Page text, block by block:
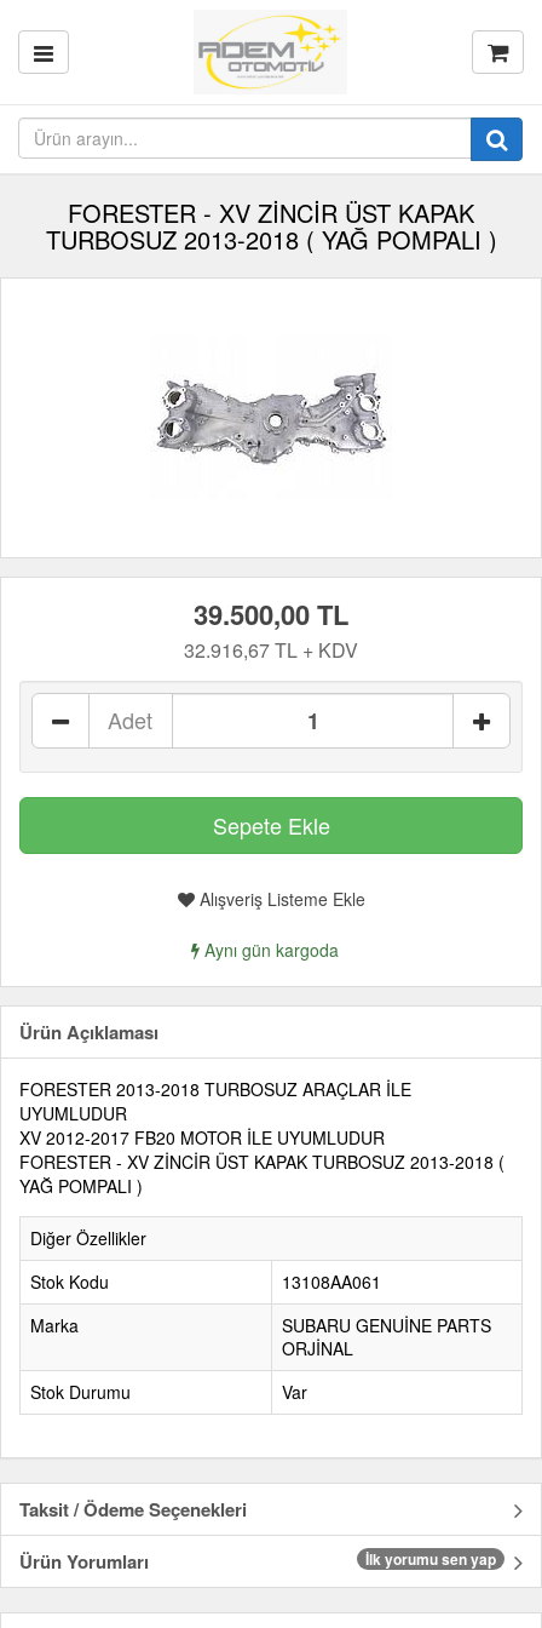
FORESTER - XV ZİNCİR ÜST KAPAK
TURBOSUZ 2013-2018 ( YAĞ POMPALI )
39.500,00 TL
32.916,67 TL + KDV
Adet
Alışveriş Listeme Ekle
Aynı gün kargoda
Ürün Açıklaması
FORESTER 2013-2018 TURBOSUZ ARAÇLAR İLE
UYUMLUDUR
XV 2012-2017 FB20 MOTOR İLE UYUMLUDUR
FORESTER - XV ZİNCİR ÜST KAPAK TURBOSUZ 2013-2018 (
YAĞ POMPALI )
Diğer Özellikler
Stok Kodu
13108AA061
Marka
SUBARU GENUİNE PARTS
ORJİNAL
Stok Durumu
Var
Taksit / Ödeme Seçenekleri
Ürün Yorumları
İlk yorumu sen yap